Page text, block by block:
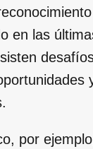
en las
por